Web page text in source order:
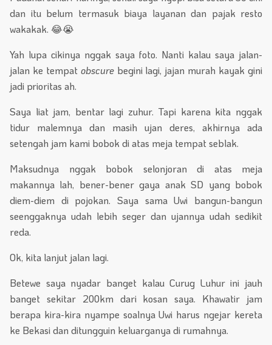
dan itu belum termasuk biaya layanan dan pajak resto
wakakak. 😂😭
Yah lupa cikinya nggak saya foto. Nanti kalau saya jalan-
jalan ke tempat obscurebegini lagi, jajan murah kayak gini
jadi prioritas ah.
Saya liat jam, bentar lagi zuhur. Tapi karena kita nggak
tidur malemnya dan masih ujan deres, akhirnya ada
setengah jam kami bobok di atas meja tempat seblak.
Maksudnya nggak bobok selonjoran di atas meja
makannya lah, bener-bener gaya anak SD yang bobok
diem-diem di pojokan. Saya sama Uwi bangun-bangun
seenggaknya udah lebih seger dan ujannya udah sedikit
reda.
Ok, kita lanjut jalan lagi.
Betewe saya nyadar banget kalau Curug Luhur ini jauh
banget sekitar 200km dari kosan saya. Khawatir jam
berapa kira-kira nyampe soalnya Uwi harus ngejar kereta
ke Bekasi dan ditungguin keluarganya di rumahnya.